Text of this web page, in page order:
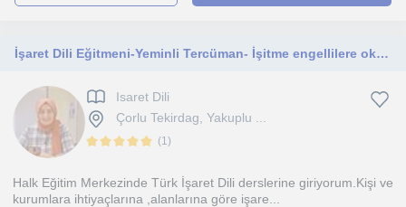
İşaret Dili Eğitmeni-Yeminli Tercüman- İşitme engellilere okuma yazma dersleri
Isaret Dili
Çorlu Tekirdag, Yakuplu ...
(1)
Halk Eğitim Merkezinde Türk İşaret Dili derslerine giriyorum.Kişi ve
kurumlara ihtiyaçlarına ,alanlarına göre işare...